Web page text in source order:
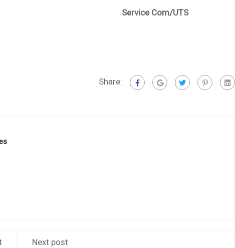
UTS
Share:
Next post